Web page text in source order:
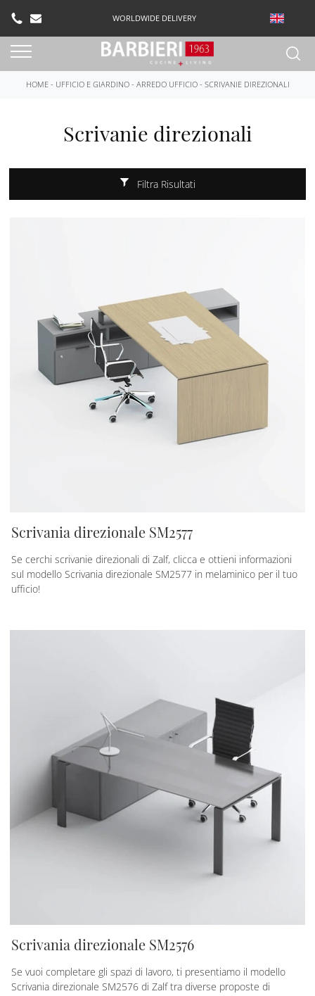
WORLDWIDE DELIVERY
HOME- UFFICIO E GIARDINO- ARREDO UFFICIO- SCRIVANIE DIREZIONALI
Scrivanie direzionali
Filtra Risultati
Scrivania direzionale SM2577
Se cerchi scrivanie direzionali di Zalf, clicca e ottieni informazioni
sul modello Scrivania direzionale SM2577 in melaminico per il tuo
ufficio!
Scrivania direzionale SM2576
Se vuoi completare gli spazi di lavoro, ti presentiamo il modello
Scrivania direzionale SM2576 di Zalf tra diverse proposte di